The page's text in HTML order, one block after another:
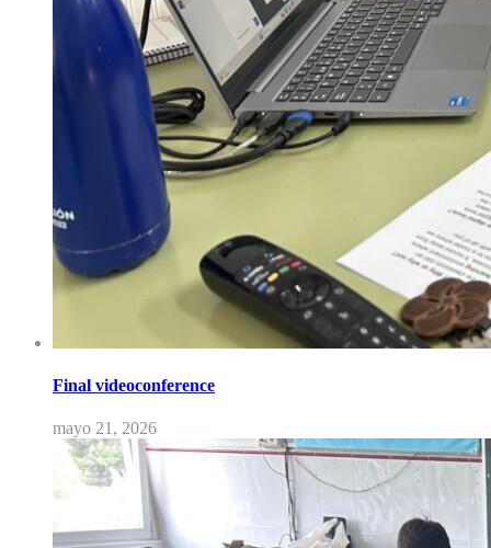
Final videoconference
mayo 21, 2026